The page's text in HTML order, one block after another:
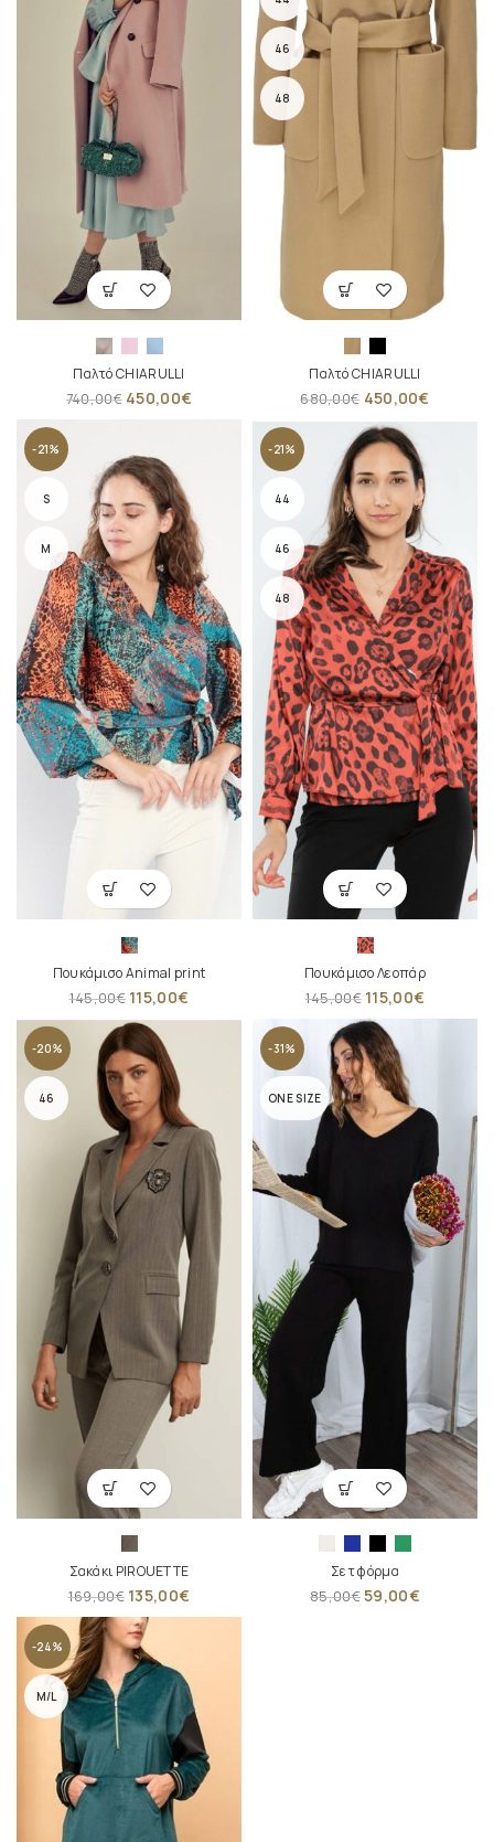
Παλτό CHIARULLI
740,00€ 450,00€
46
48
Παλτό CHIARULLI
680,00€ 450,00€
-21%
S
M
Πουκάμισο Animal print
145,00€ 115,00€
-21%
44
46
48
Πουκάμισο Λεοπάρ
145,00€ 115,00€
-20%
46
Σακάκι PIROUETTE
169,00€ 135,00€
-31%
ONE SIZE
Σετ φόρμα
85,00€59,00€
-24%
M/L